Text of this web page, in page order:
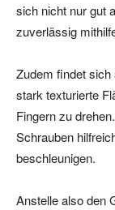
sich nicht nur gut
zuverlässig
Zudem findet
stark texturierte
Fingern zu
Schrauben
beschleunigen.
Anstelle also den